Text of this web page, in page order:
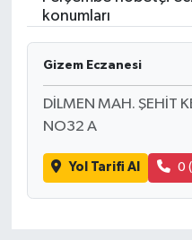
konumları
Gizem Eczanesi
DİLMEN MAH. ŞEHİT
NO32 A
Yol Tarifi Al 0